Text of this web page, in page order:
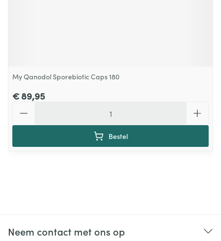
My Qanodol Sporebiotic Caps 180
€ 89,95
Bestel
Neem contact met ons op